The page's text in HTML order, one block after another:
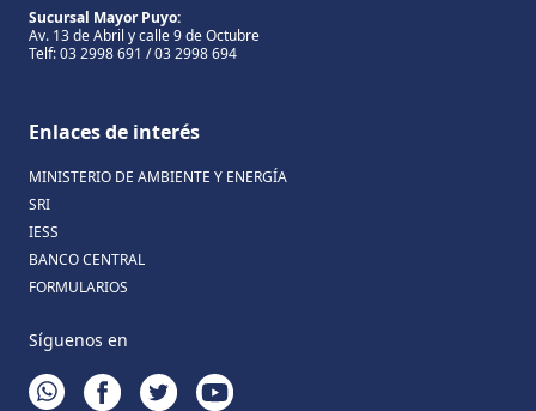
Sucursal Mayor Puyo:
Av. 13 de Abril y calle 9 de Octubre
Telf: 03 2998 691 / 03 2998 694
Enlaces de interés
MINISTERIO DE AMBIENTE Y ENERGÍA
SRI
IESS
BANCO CENTRAL
FORMULARIOS
Síguenos en
WHATSAPPFACEBOOKTWITTERYOUTUBE